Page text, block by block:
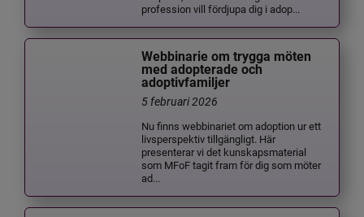
profession vill fördjupa dig i adop...
Webbinarie om trygga möten
med adopterade och
adoptivfamiljer
5 februari 2026
Nu finns webbinariet om adoption ur ett
livsperspektiv tillgängligt. Här
presenterar vi det kunskapsmaterial
som MFoF tagit fram för dig som möter
ad...